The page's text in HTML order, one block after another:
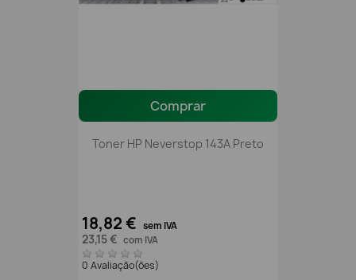
Comprar
Toner HP Neverstop 143A Preto
18,82 € sem IVA
23,15 € com IVA
0 Avaliação(ões)